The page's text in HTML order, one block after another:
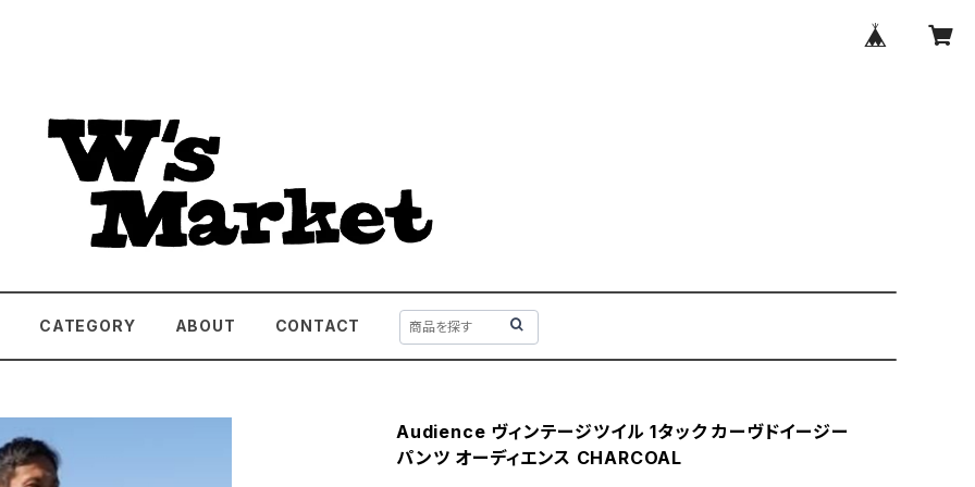
CATEGORY ABOUT CONTACT
Audience ヴィンテージツイル 1タック カーヴドイージー
パンツ オーディエンス CHARCOAL